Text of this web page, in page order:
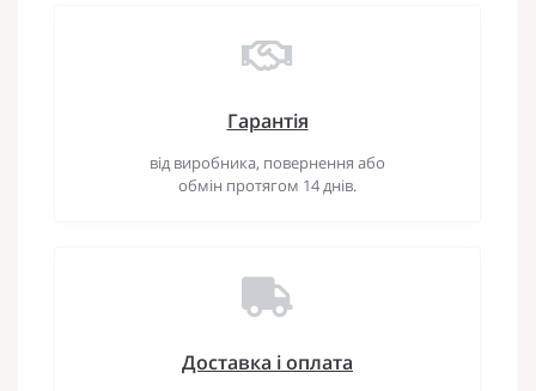
Гарантія
від виробника, повернення або
обмін протягом 14 днів.
Доставка і оплата